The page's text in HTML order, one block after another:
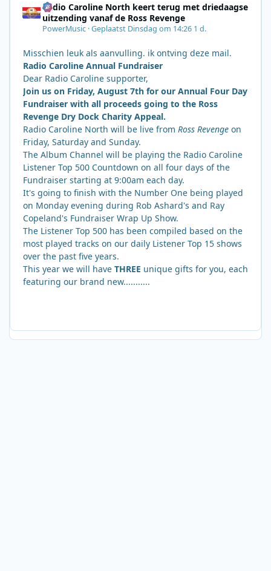
Radio Caroline North keert terug met driedaagse
uitzending vanaf de Ross Revenge
PowerMusic ·Geplaatst Dinsdag om 14:26 1 d.
Misschien leuk als aanvulling. ik ontving deze mail.
Radio Caroline Annual Fundraiser
Dear Radio Caroline supporter,
Join us on Friday, August 7th for our Annual Four Day
Fundraiser with all proceeds going to the Ross
Revenge Dry Dock Charity Appeal.
Radio Caroline North will be live from Ross Revenge on
Friday, Saturday and Sunday.
The Album Channel will be playing the Radio Caroline
Listener Top 500 Countdown on all four days of the
Fundraiser starting at 9:00am each day.
It's going to finish with the Number One being played
on Monday evening during Rob Ashard's and Ray
Copeland's Fundraiser Wrap Up Show.
The Listener Top 500 has been compiled based on the
most played tracks on our daily Listener Top 15 shows
over the past five years.
This year we will have THREE unique gifts for you, each
featuring our brand new...........